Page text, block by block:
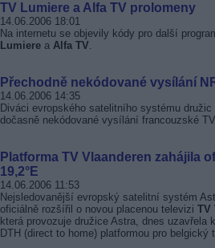
TV Lumiere a Alfa TV prolomeny
14.06.2006 18:01
Na internetu se objevily kódy pro další
Lumiere a Alfa TV.
Přechodně nekódované vysílání
14.06.2006 14:35
Diváci evropského satelitního systému družic
dočasně nekódované vysílání francouzské
Platforma TV Vlaanderen zahájila
19,2°E
14.06.2006 11:53
Nejsledovanější evropský satelitní systém
oficiálně rozšířil o novou placenou televizi TV
která provozuje družice Astra, dnes uzavřela
DTH (direct to home) platformou pro belgický